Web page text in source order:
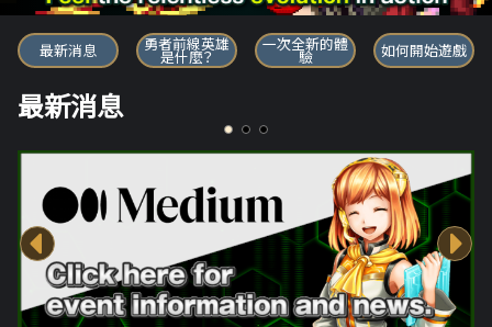
勇者前線英雄
最新消息 勇者前線英雄
是什麼？
一次全新的體
驗 如何開始遊戲
最新消息